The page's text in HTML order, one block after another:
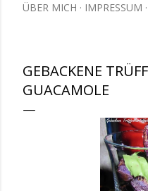
ÜBER MICH IMPRESSUM
GEBACKENE
GUACAMOLE